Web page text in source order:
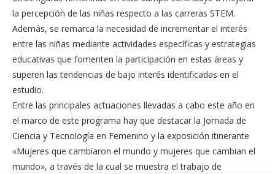
la percepción de las niñas respecto a las carreras STEM.
Además, se remarca la necesidad de incrementar el interés
entre las niñas mediante actividades específicas y estrategias
educativas que fomenten la participación en estas áreas y
superen las tendencias de bajo interés identificadas en el
estudio.
Entre las principales actuaciones llevadas a cabo este año en
el marco de este programa hay que destacar la Jornada de
Ciencia y Tecnología en Femenino y la exposición itinerante
«Mujeres que cambiaron el mundo y mujeres que cambian el
mundo», a través de la cual se muestra el trabajo de